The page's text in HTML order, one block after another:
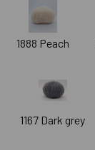
1888 Peach
1167 Dark grey